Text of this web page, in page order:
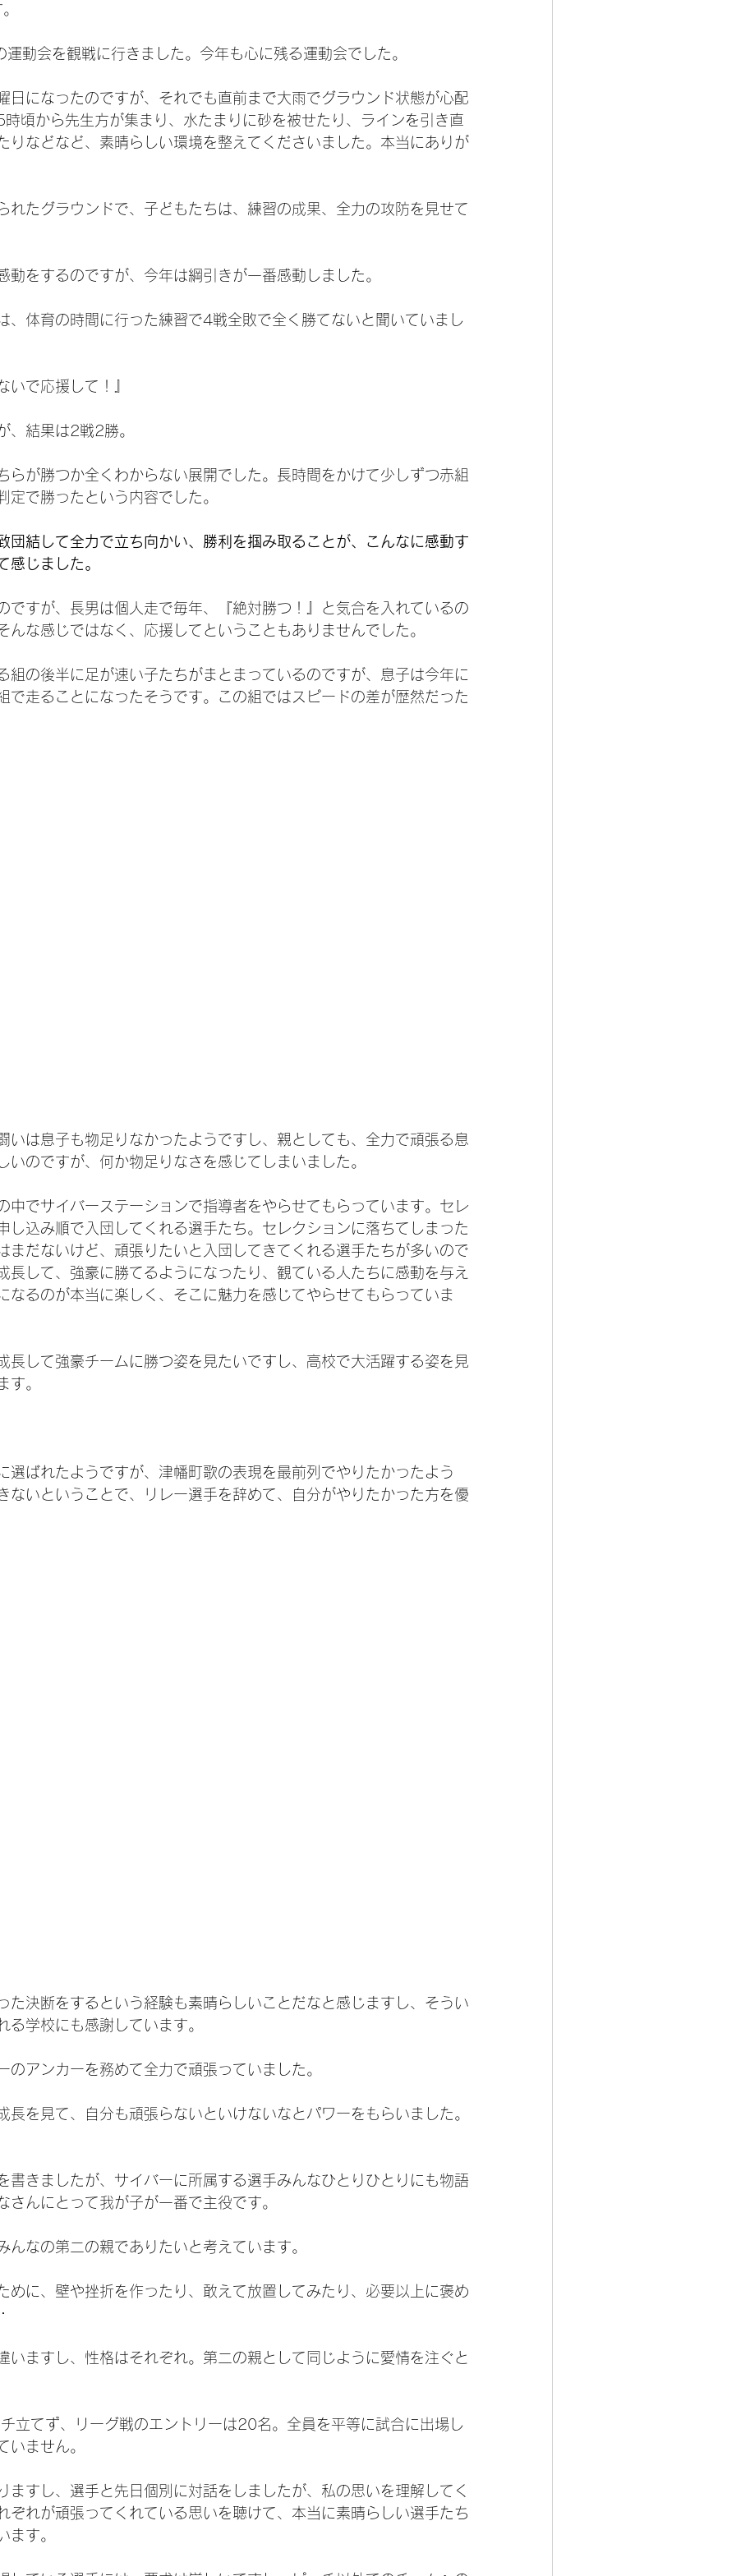
動会を観戦に行きました。今年も心に残る運動会でした。
日になったのですが、それでも直前まで大雨でグラウンド状態が心配
頃から先生方が集まり、水たまりに砂を被せたり、ラインを引き直
りなどなど、素晴らしい環境を整えてくださいました。本当にありが
れたグラウンドで、子どもたちは、練習の成果、全力の攻防を見せて
動をするのですが、今年は綱引きが一番感動しました。
、体育の時間に行った練習で4戦全敗で全く勝てないと聞いていまし
いで応援して！』
、結果は2戦2勝。
らが勝つか全くわからない展開でした。長時間をかけて少しずつ赤組
定で勝ったという内容でした。
団結して全力で立ち向かい、勝利を掴み取ることが、こんなに感動す
感じました。
ですが、長男は個人走で毎年、『絶対勝つ！』と気合を入れているの
んな感じではなく、応援してということもありませんでした。
組の後半に足が速い子たちがまとまっているのですが、息子は今年に
で走ることになったそうです。この組ではスピードの差が歴然だった
いは息子も物足りなかったようですし、親としても、全力で頑張る息
いのですが、何か物足りなさを感じてしまいました。
中でサイバーステーションで指導者をやらせてもらっています。セレ
し込み順で入団してくれる選手たち。セレクションに落ちてしまった
まだないけど、頑張りたいと入団してきてくれる選手たちが多いので
長して、強豪に勝てるようになったり、観ている人たちに感動を与え
なるのが本当に楽しく、そこに魅力を感じてやらせてもらっていま
長して強豪チームに勝つ姿を見たいですし、高校で大活躍する姿を見
す。
選ばれたようですが、津幡町歌の表現を最前列でやりたかったよう
ないということで、リレー選手を辞めて、自分がやりたかった方を優
た決断をするという経験も素晴らしいことだなと感じますし、そうい
る学校にも感謝しています。
のアンカーを務めて全力で頑張っていました。
長を見て、自分も頑張らないといけないなとパワーをもらいました。
書きましたが、サイバーに所属する選手みんなひとりひとりにも物語
さんにとって我が子が一番で主役です。
んなの第二の親でありたいと考えています。
めに、壁や挫折を作ったり、敢えて放置してみたり、必要以上に褒め
いますし、性格はそれぞれ。第二の親として同じように愛情を注ぐと
立てず、リーグ戦のエントリーは20名。全員を平等に試合に出場し
いません。
ますし、選手と先日個別に対話をしましたが、私の思いを理解してく
ぞれが頑張ってくれている思いを聴けて、本当に素晴らしい選手たち
ます。